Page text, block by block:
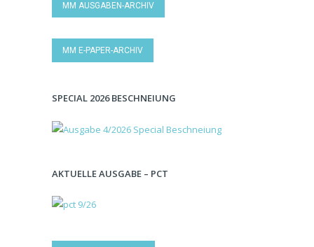
MM AUSGABEN-ARCHIV
MM E-PAPER-ARCHIV
SPECIAL 2026 BESCHNEIUNG
AKTUELLE AUSGABE – PCT